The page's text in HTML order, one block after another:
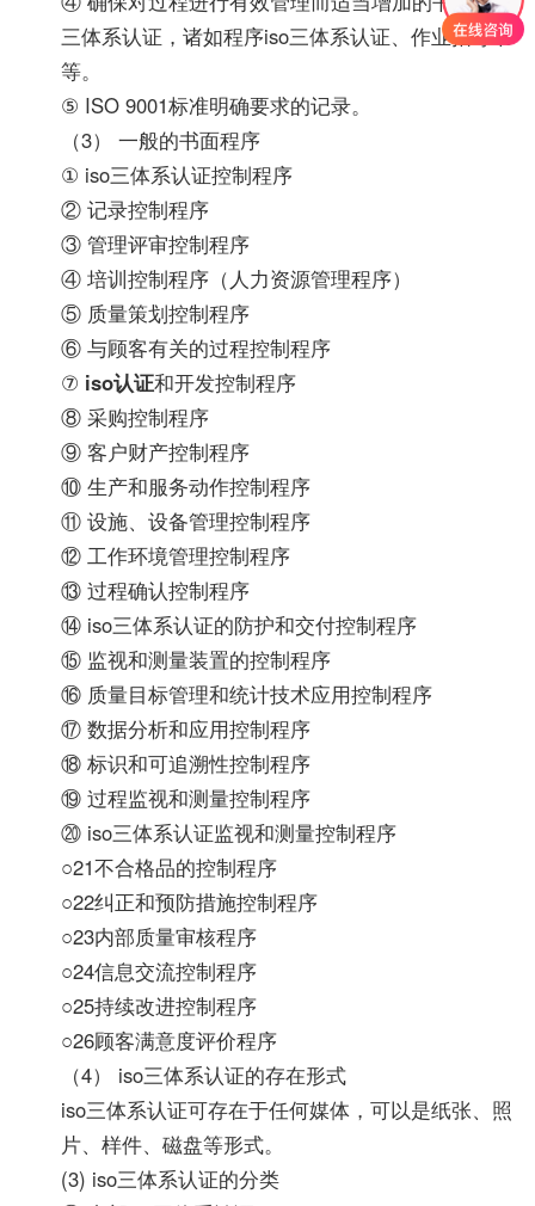
三体系认证，诸如程序iso三体系认证、作业指导书
等。
⑤ ISO 9001标准明确要求的记录。
（3） 一般的书面程序
① iso三体系认证控制程序
② 记录控制程序
③ 管理评审控制程序
④ 培训控制程序（人力资源管理程序）
⑤ 质量策划控制程序
⑥ 与顾客有关的过程控制程序
⑦ iso认证和开发控制程序
⑧ 采购控制程序
⑨ 客户财产控制程序
⑩ 生产和服务动作控制程序
⑪ 设施、设备管理控制程序
⑫ 工作环境管理控制程序
⑬ 过程确认控制程序
⑭ iso三体系认证的防护和交付控制程序
⑮ 监视和测量装置的控制程序
⑯ 质量目标管理和统计技术应用控制程序
⑰ 数据分析和应用控制程序
⑱ 标识和可追溯性控制程序
⑲ 过程监视和测量控制程序
⑳ iso三体系认证监视和测量控制程序
○21不合格品的控制程序
○22纠正和预防措施控制程序
○23内部质量审核程序
○24信息交流控制程序
○25持续改进控制程序
○26顾客满意度评价程序
（4） iso三体系认证的存在形式
iso三体系认证可存在于任何媒体，可以是纸张、照
片、样件、磁盘等形式。
(3) iso三体系认证的分类